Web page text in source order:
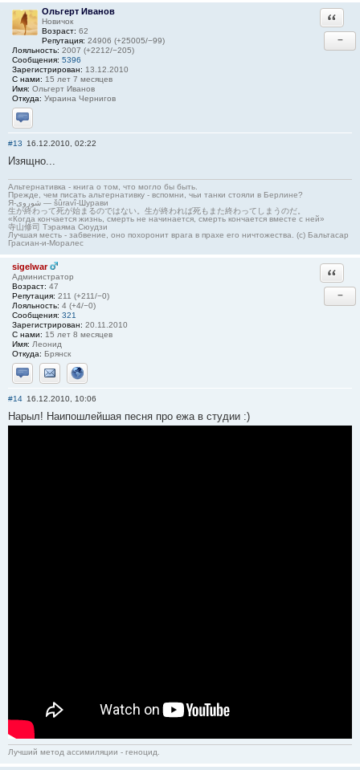
Ольгерт Иванов
Новичок
Возраст: 62
Репутация: 24906 (+25005/−99)
Лояльность: 2007 (+2212/−205)
Сообщения: 5396
Зарегистрирован: 13.12.2010
С нами: 15 лет 7 месяцев
Имя: Ольгерт Иванов
Откуда: Украина Чернигов
Отправить личное сообщение
−
#13 16.12.2010, 02:22
Изящно...
Альтернативка - книга о том, что могло бы быть.
Прежде, чем писать альтернативку - вспомни, чьи танки стояли в Берлине?
Я-شوروی — šûravî-Шурави
生が終わって死が始まるのではない。生が終われば死もまた終わってしまうのだ。
«Когда кончается жизнь, смерть не начинается, смерть кончается вместе с ней»
寺山修司 Тэраяма Сюудзи
Лучшая месть - забвение, оно похоронит врага в прахе его ничтожества. (с) Бальтасар
Грасиан-и-Моралес
sigelwar
Администратор
Возраст: 47
Репутация: 211 (+211/−0)
Лояльность: 4 (+4/−0)
Сообщения: 321
Зарегистрирован: 20.11.2010
С нами: 15 лет 8 месяцев
Имя: Леонид
Откуда: Брянск
Отправить личное сообщение
Отправить email
Сайт
−
#14 16.12.2010, 10:06
Нарыл! Наипошлейшая песня про ежа в студии :)
Лучший метод ассимиляции - геноцид.